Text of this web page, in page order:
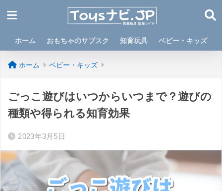
ホーム おもちゃのサブスク 知育玩具 ベビー・キッズ
ホーム ベビー・キッズ
ごっこ遊びはいつからいつまで？遊びの
種類や得られる知育効果
2023年3月5日